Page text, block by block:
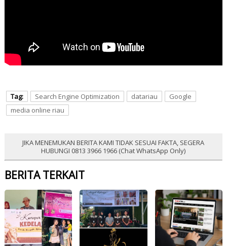
Tag: Search Engine Optimization datariau
Google
media online riau
JIKA MENEMUKAN BERITA KAMI TIDAK SESUAI FAKTA, SEGERA
HUBUNGI 0813 3966 1966 (Chat WhatsApp Only)
BERITA TERKAIT